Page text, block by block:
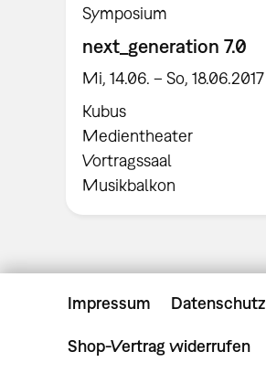
Symposium
next_generation 7.0
Mi, 14.06. – So, 18.06.2017
Kubus
Medientheater
Vortragssaal
Musikbalkon
Impressum Datenschutz
Shop-Vertrag widerrufen